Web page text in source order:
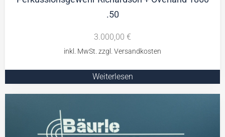
.50
3.000,00 €
Weiterlesen